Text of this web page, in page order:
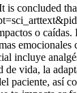
is concluded
o caídas.
emocionales
incluye
de vida, la
paciente, así